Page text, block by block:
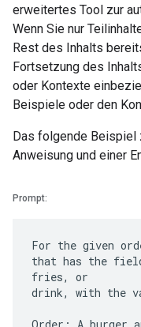
erweitertes Tool zur
Wenn Sie nur
Rest des Inhalts
Fortsetzung des
oder Kontexte
Beispiele oder den
Das folgende Beispiel
Anweisung und einer
Prompt:
For the given
that has the
fries, or
drink, with the